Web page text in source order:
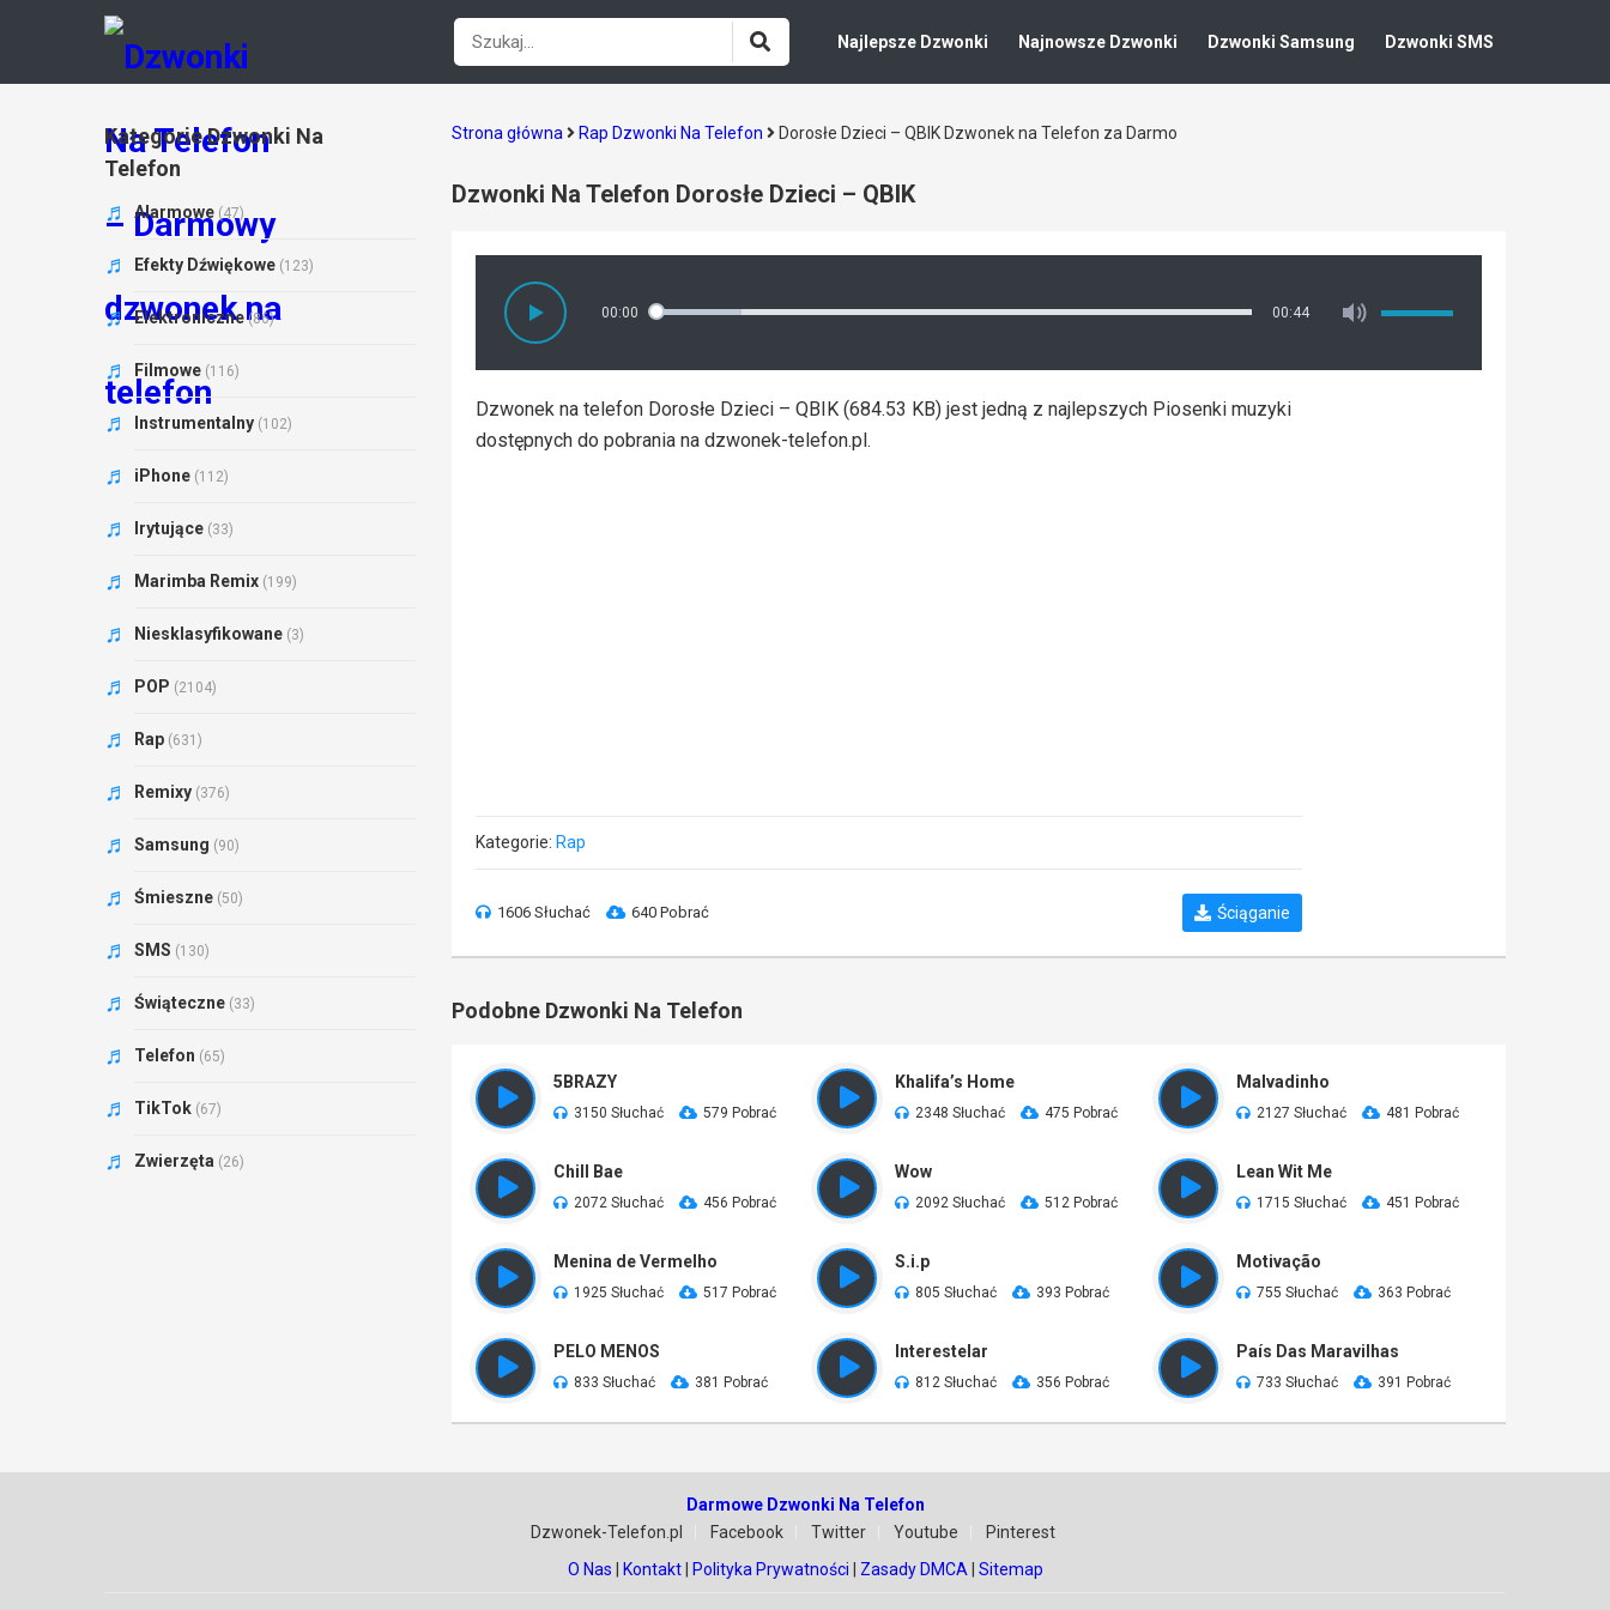
Najlepsze Dzwonki Najnowsze Dzwonki Dzwonki Samsung Dzwonki SMS
Strona główna Rap Dzwonki Na Telefon Dorosłe Dzieci – QBIK Dzwonek na Telefon za Darmo
Dzwonki Na Telefon Dorosłe Dzieci – QBIK
00:00 00:44
Dzwonek na telefon Dorosłe Dzieci – QBIK (684.53 KB) jest jedną z najlepszych Piosenki muzyki
dostępnych do pobrania na dzwonek-telefon.pl.
Kategorie: Rap
1606 Słuchać 640 Pobrać Ściąganie
Podobne Dzwonki Na Telefon
5BRAZY
3150 Słuchać 579 Pobrać
Khalifa’s Home
2348 Słuchać 475 Pobrać
Malvadinho
2127 Słuchać 481 Pobrać
Chill Bae
2072 Słuchać 456 Pobrać
Wow
2092 Słuchać 512 Pobrać
Lean Wit Me
1715 Słuchać 451 Pobrać
Menina de Vermelho
1925 Słuchać 517 Pobrać
S.i.p
805 Słuchać 393 Pobrać
Motivação
755 Słuchać 363 Pobrać
PELO MENOS
833 Słuchać 381 Pobrać
Interestelar
812 Słuchać 356 Pobrać
País Das Maravilhas
733 Słuchać 391 Pobrać
Kategorie Dzwonki Na
Telefon
Alarmowe (47)
Efekty Dźwiękowe (123)
Elektroniczne (86)
Filmowe (116)
Instrumentalny (102)
iPhone (112)
Irytujące (33)
Marimba Remix (199)
Niesklasyfikowane (3)
POP (2104)
Rap (631)
Remixy (376)
Samsung (90)
Śmieszne (50)
SMS (130)
Świąteczne (33)
Telefon (65)
TikTok (67)
Zwierzęta (26)
Darmowe Dzwonki Na Telefon
Dzwonek-Telefon.pl
Facebook Twitter Youtube
Pinterest
O Nas
Kontakt| Polityka Prywatności Zasady DMCA Sitemap